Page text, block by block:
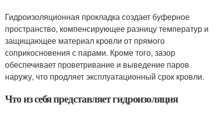
Гидроизоляционная прокладка создает буферное
пространство, компенсирующее разницу температур и
защищающее материал кровли от прямого
соприкосновения с парами. Кроме того, зазор
обеспечивает проветривание и выведение паров
наружу, что продляет эксплуатационный срок кровли.
Что из себя представляет гидроизоляция